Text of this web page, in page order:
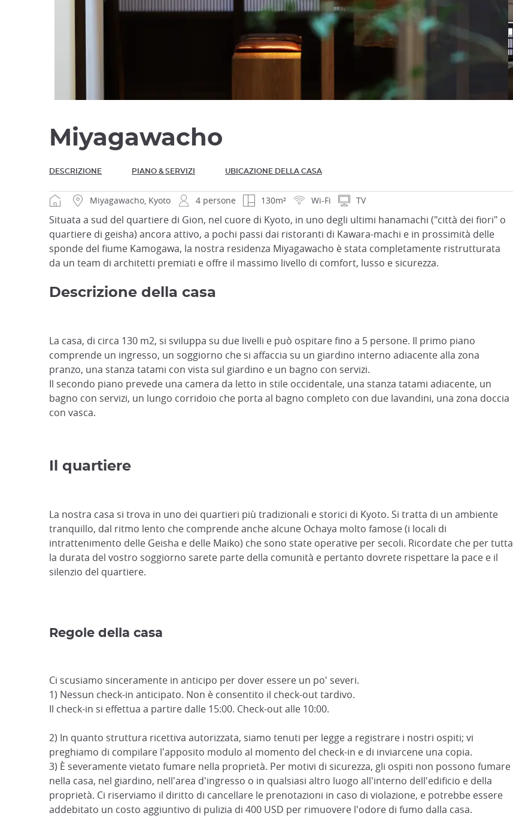
Miyagawacho
DESCRIZIONE PIANO & SERVIZI UBICAZIONE DELLA CASA
Miyagawacho, Kyoto 4 persone 130m² Wi-Fi TV
Situata a sud del quartiere di Gion, nel cuore di Kyoto, in uno degli ultimi hanamachi ("città dei fiori" o
quartiere di geisha) ancora attivo, a pochi passi dai ristoranti di Kawara-machi e in prossimità delle
sponde del fiume Kamogawa, la nostra residenza Miyagawacho è stata completamente ristrutturata
da un team di architetti premiati e offre il massimo livello di comfort, lusso e sicurezza.
Descrizione della casa
La casa, di circa 130 m2, si sviluppa su due livelli e può ospitare fino a 5 persone. Il primo piano
comprende un ingresso, un soggiorno che si affaccia su un giardino interno adiacente alla zona
pranzo, una stanza tatami con vista sul giardino e un bagno con servizi.
Il secondo piano prevede una camera da letto in stile occidentale, una stanza tatami adiacente, un
bagno con servizi, un lungo corridoio che porta al bagno completo con due lavandini, una zona doccia
con vasca.
Il quartiere
La nostra casa si trova in uno dei quartieri più tradizionali e storici di Kyoto. Si tratta di un ambiente
tranquillo, dal ritmo lento che comprende anche alcune Ochaya molto famose (i locali di
intrattenimento delle Geisha e delle Maiko) che sono state operative per secoli. Ricordate che per tutta
la durata del vostro soggiorno sarete parte della comunità e pertanto dovrete rispettare la pace e il
silenzio del quartiere.
Regole della casa
Ci scusiamo sinceramente in anticipo per dover essere un po' severi.
1) Nessun check-in anticipato. Non è consentito il check-out tardivo.
Il check-in si effettua a partire dalle 15:00. Check-out alle 10:00.
2) In quanto struttura ricettiva autorizzata, siamo tenuti per legge a registrare i nostri ospiti; vi
preghiamo di compilare l'apposito modulo al momento del check-in e di inviarcene una copia.
3) È severamente vietato fumare nella proprietà. Per motivi di sicurezza, gli ospiti non possono fumare
nella casa, nel giardino, nell'area d'ingresso o in qualsiasi altro luogo all'interno dell'edificio e della
proprietà. Ci riserviamo il diritto di cancellare le prenotazioni in caso di violazione, e potrebbe essere
addebitato un costo aggiuntivo di pulizia di 400 USD per rimuovere l'odore di fumo dalla casa.